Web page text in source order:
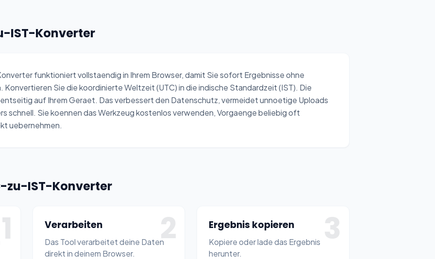
PMIST-Konverter
funktioniert vollstaendig in Ihrem Browser, damit Sie sofort Ergebnisse ohne
Sie die koordinierte Weltzeit (UTC) in die indische Standardzeit (IST). Die
auf Ihrem Geraet. Das verbessert den Datenschutz, vermeidet unnoetige Uploads
schnell. Sie koennen das Werkzeug kostenlos verwenden, Vorgaenge beliebig oft
uebernehmen.
zu-IST-Konverter
1 2
Verarbeiten
Das Tool verarbeitet deine Daten
direkt in deinem Browser.
3
Ergebnis kopieren
Kopiere oder lade das Ergebnis
herunter.